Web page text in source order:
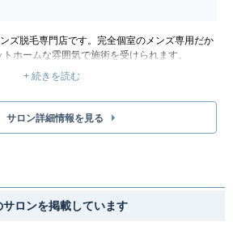
ズ脱毛専門店です。完全個室のメンズ専用だか
ホームな雰囲気で施術を受けられます。
題なし！高い冷却機能で痛みもかなり少ないで
きて、2週間に1回通えます。
円なので初めての方も安心です。お得な回数
まざまなコースがあり、希望する部位をオーダー
+ 続きを読む
サロン詳細情報を見る
ロンを掲載しています